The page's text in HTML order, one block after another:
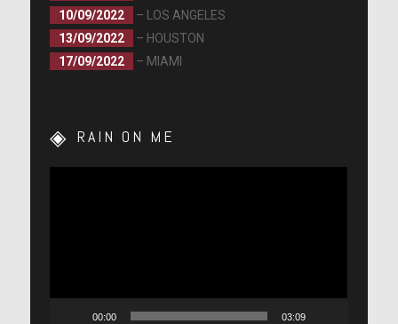
10/09/2022
– LOS ANGELES
13/09/2022
– HOUSTON
17/09/2022
– MIAMI
RAIN ON ME
00:00 03:09